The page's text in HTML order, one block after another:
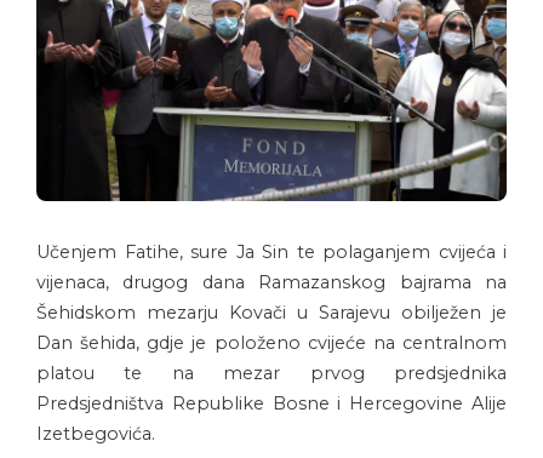
Učenjem Fatihe, sure Ja Sin te polaganjem cvijeća i
vijenaca, drugog dana Ramazanskog bajrama na
Šehidskom mezarju Kovači u Sarajevu obilježen je
Dan šehida, gdje je položeno cvijeće na centralnom
platou te na mezar prvog predsjednika
Predsjedništva Republike Bosne i Hercegovine Alije
Izetbegovića.